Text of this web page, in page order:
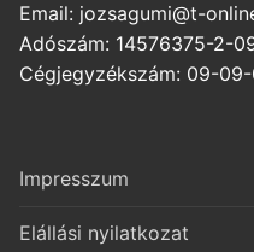
Email: jozsagumi@t-
Adószám: 14576375-2-
Cégjegyzékszám: 09-09-
Impresszum
Elállási nyilatkozat